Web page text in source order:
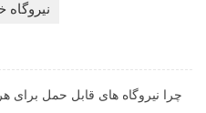
نیروگاه
چرا نیروگاه های قابل حمل برای